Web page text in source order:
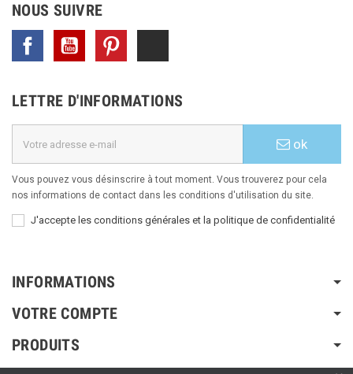
NOUS SUIVRE
Facebook YouTube
LETTRE D'INFORMATIONS
ok
Vous pouvez vous désinscrire à tout moment. Vous trouverez pour cela
nos informations de contact dans les conditions d'utilisation du site.
J'accepte les conditions générales et la politique de confidentialité
INFORMATIONS
VOTRE COMPTE
PRODUITS